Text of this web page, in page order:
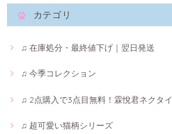
カテゴリ
♫ 在庫処分・最終値下げ｜翌日発送
♫ 今季コレクション
♫ 2点購入で3点目無料！霖悅君ネクタイ
♫ 超可愛い猫柄シリーズ